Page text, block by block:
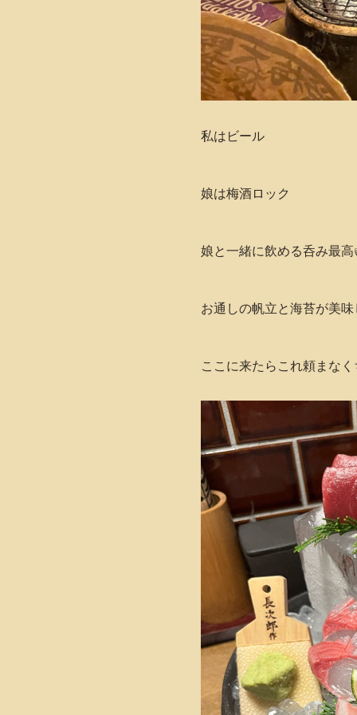
私はビール
娘は梅酒ロック
娘と一緒に飲める呑み最
お通しの帆立と海苔が美
ここに来たらこれ頼まな